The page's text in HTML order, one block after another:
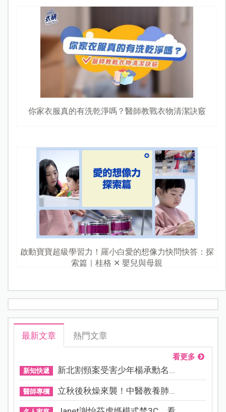
你家衣服真的有洗乾淨嗎？醫師教戰衣物清潔訣竅
啟動寶寶超級學習力！羅小白愛的想像力快問快答：探
索篇｜桂格 ✕ 嬰兒與母親
最新文章 熱門文章
看更多
新知快遞 新北割頸案受害少年楊承勳名...
醫師專欄 立秋後秋燥來襲！中醫教養肺...